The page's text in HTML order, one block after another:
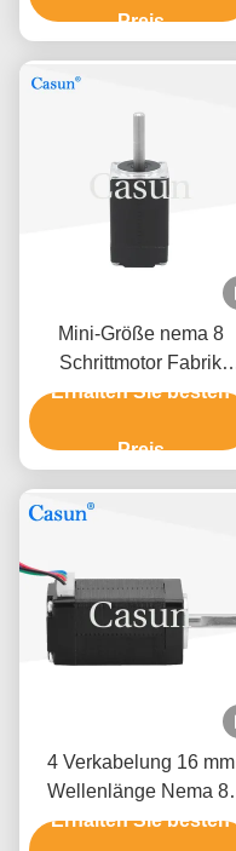
Preis
Mini-Größe nema 8
Schrittmotor Fabrik
8HS13-0604S
Erhalten Sie besten
Preis
4 Verkabelung 16 mm
Wellenlänge Nema 8-
Stufenmotor für
Erhalten Sie besten